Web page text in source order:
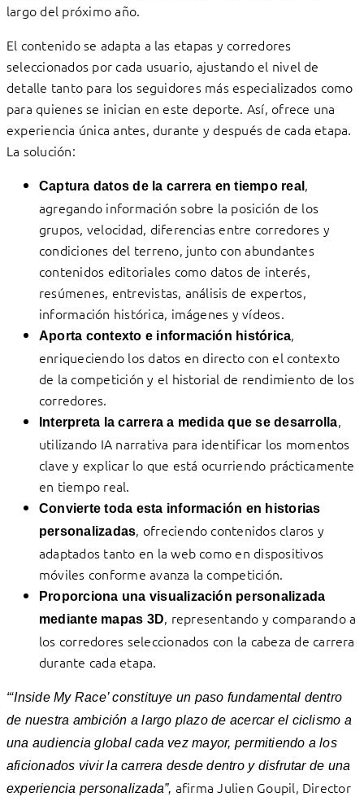
largo del próximo año.
El contenido se adapta a las etapas y corredores
seleccionados por cada usuario, ajustando el nivel de
detalle tanto para los seguidores más especializados como
para quienes se inician en este deporte. Así, ofrece una
experiencia única antes, durante y después de cada etapa.
La solución:
Captura datos de la carrera en tiempo real ,
agregando información sobre la posición de los
grupos, velocidad, diferencias entre corredores y
condiciones del terreno, junto con abundantes
contenidos editoriales como datos de interés,
resúmenes, entrevistas, análisis de expertos,
información histórica, imágenes y vídeos.
Aporta contexto e información histórica,
enriqueciendo los datos en directo con el contexto
de la competición y el historial de rendimiento de los
corredores.
Interpreta la carrera a medida que se desarrolla,
utilizando IA narrativa para identificar los momentos
clave y explicar lo que está ocurriendo prácticamente
en tiempo real.
Convierte toda esta información en historias
personalizadas, ofreciendo contenidos claros y
adaptados tanto en la web como en dispositivos
móviles conforme avanza la competición.
Proporciona una visualización personalizada
mediante mapas 3D, representando y comparando a
los corredores seleccionados con la cabeza de carrera
durante cada etapa.
“‘Inside My Race’ constituye un paso fundamental dentro
de nuestra ambición a largo plazo de acercar el ciclismo a
una audiencia global cada vez mayor, permitiendo a los
aficionados vivir la carrera desde dentro y disfrutar de una
experiencia personalizada”, afirma Julien Goupil, Director